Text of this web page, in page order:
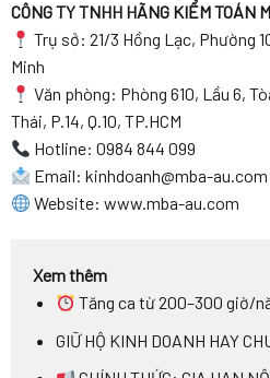
CÔNG TY TNHH HÃNG KIỂM TOÁN
Trụ sở: 21/3 Hồng Lạc, Phường
Minh
Văn phòng: Phòng 610, Lầu 6,
Thái, P.14, Q.10, TP.HCM
Hotline: 0984 844 099
Email: kinhdoanh@mba-au.com
Website: www.mba-au.com
Xem thêm
Tăng ca từ 200–300 giờ/
GIỮ HỘ KINH DOANH HAY